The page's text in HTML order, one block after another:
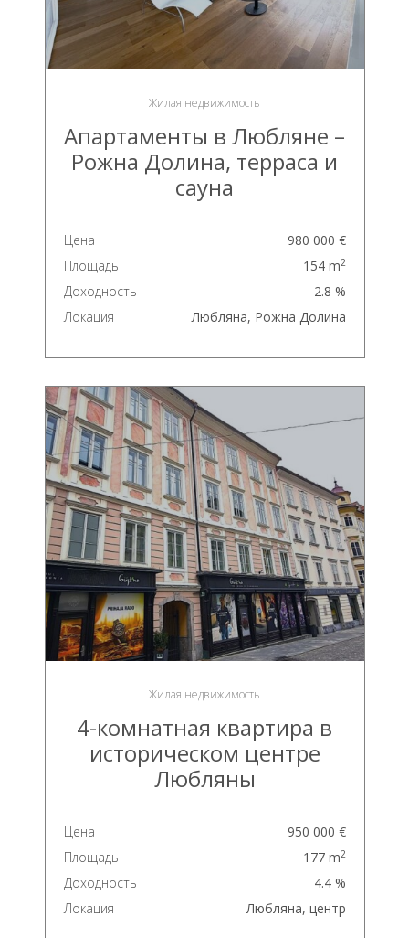
Жилая недвижимость
Апартаменты в Любляне –
Рожна Долина, терраса и
сауна
Цена
980 000 €
Площадь
154 m2
Доходность
2.8 %
Локация
Любляна, Рожна Долина
Жилая недвижимость
4-комнатная квартира в
историческом центре
Любляны
Цена
950 000 €
Площадь
177 m2
Доходность
4.4 %
Локация
Любляна, центр